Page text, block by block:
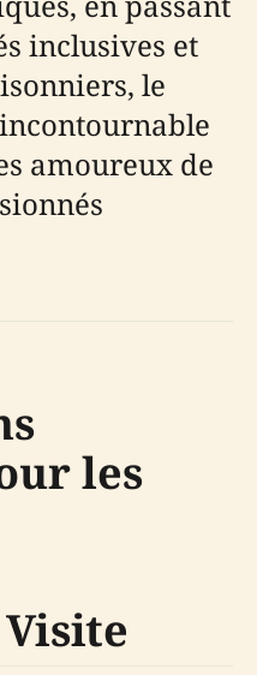
inclusives et
le
amoureux de
les